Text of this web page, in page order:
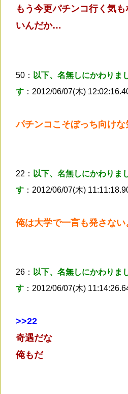
もう今更パチンコ行く気
いんだか…
50： 以下、名無しにかわりま
す ：2012/06/07(木)
パチンコこそぼっち向け
22： 以下、名無しにかわりま
す ：2012/06/07(木)
俺は大学で一言も発さない
26： 以下、名無しにかわりま
す ：2012/06/07(木)
>>22
奇遇だな
俺もだ